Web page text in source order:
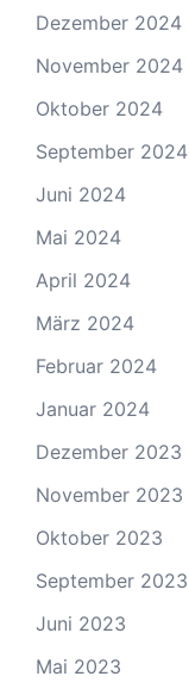
Dezember 2024
November 2024
Oktober 2024
September 2024
Juni 2024
Mai 2024
April 2024
März 2024
Februar 2024
Januar 2024
Dezember 2023
November 2023
Oktober 2023
September 2023
Juni 2023
Mai 2023